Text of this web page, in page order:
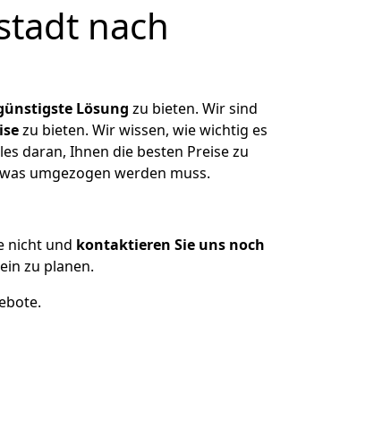
nach
Lösung zu bieten. Wir sind
zu bieten. Wir wissen, wie wichtig es
daran, Ihnen die besten Preise zu
umgezogen werden muss.
nicht und kontaktieren Sie uns noch
zu planen.